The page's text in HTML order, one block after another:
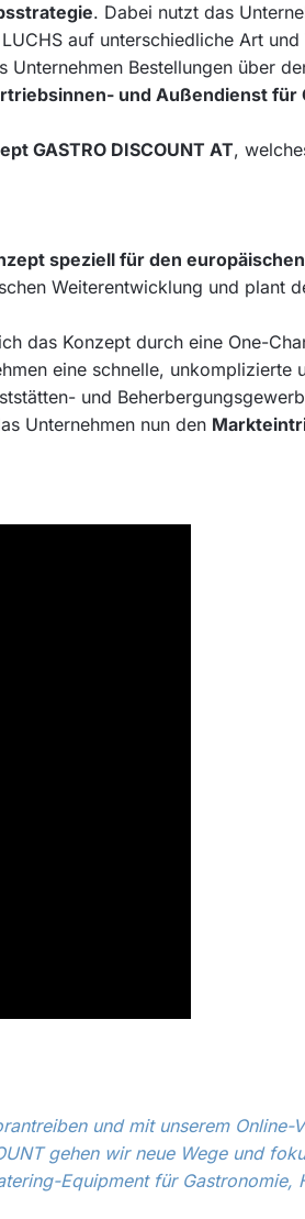
. Dabei nutzt das
auf unterschiedliche Art
Bestellungen über
und Außendienst für
GASTRO DISCOUNT AT,
speziell für den
Weiterentwicklung und plant
das Konzept durch eine One-
eine schnelle, unkomplizierte
und
Unternehmen nun den
und mit unserem Online-
gehen wir neue Wege und
Equipment für Gastronomie,